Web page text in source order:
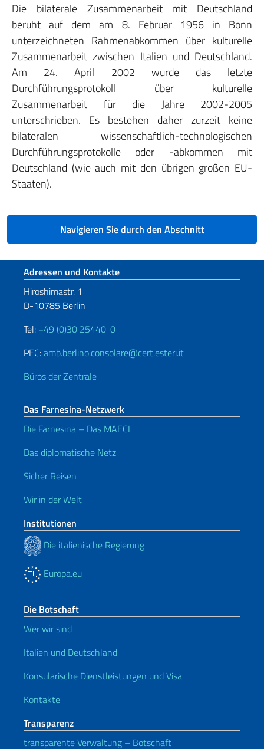
Die bilaterale Zusammenarbeit mit Deutschland
beruht auf dem am 8. Februar 1956 in Bonn
unterzeichneten Rahmenabkommen über kulturelle
Zusammenarbeit zwischen Italien und Deutschland.
Am 24. April 2002 wurde das letzte
Durchführungsprotokoll über kulturelle
Zusammenarbeit für die Jahre 2002-2005
unterschrieben. Es bestehen daher zurzeit keine
bilateralen wissenschaftlich-technologischen
Durchführungsprotokolle oder -abkommen mit
Deutschland (wie auch mit den übrigen großen EU-
Staaten).
Navigieren Sie durch den Abschnitt
Fußbereich
Adressen und Kontakte
Hiroshimastr. 1
D-10785 Berlin
Tel: +49 (0)30 25440-0
PEC:amb.berlino.consolare@cert.esteri.it
Büros der Zentrale
Das Farnesina-Netzwerk
Die Farnesina – Das MAECI
Das diplomatische Netz
Sicher Reisen
Wir in der Welt
Institutionen
Die italienische Regierung
Europa.eu
Die Botschaft
Wer wir sind
Italien und Deutschland
Konsularische Dienstleistungen und Visa
Kontakte
Transparenz
transparente Verwaltung – Botschaft